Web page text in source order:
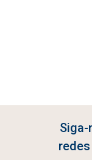
Siga-